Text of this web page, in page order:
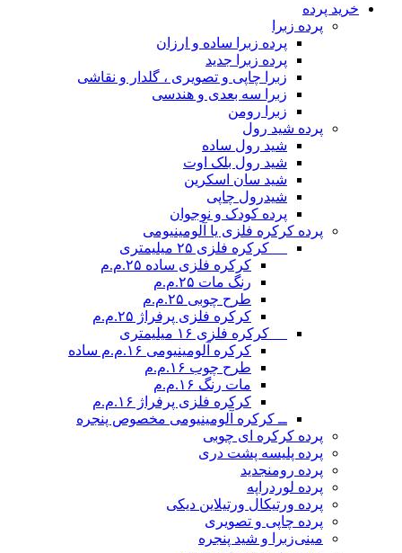
خرید پرده
پرده زبرا
پرده زبرا ساده و ارزان
پرده زبرا جدید
زبرا چاپی و تصویری ، گلدار و نقاشی
زبرا سه بعدی و هندسی
زبرا رومن
پرده شید رول
شید رول ساده
شید رول بلک اوت
شید سان اسکرین
شیدرول چاپی
پرده کودک و نوجوان
پرده کرکره فلزی یا آلومینیومی
__ کرکره فلزی ۲۵ میلیمتری
کرکره فلزی ساده ۲۵.م.م
رنگ مات ۲۵.م.م
طرح چوبی ۲۵.م.م
کرکره فلزی پرفراژ ۲۵.م.م
__ کرکره فلزی ۱۶ میلیمتری
کرکره آلومینیومی ۱۶.م.م ساده
طرح چوب ۱۶.م.م
مات رنگ ۱۶.م.م
کرکره فلزی پرفراژ ۱۶.م.م
ــ کرکره آلومینیومی مخصوص پنجره
پرده کرکره ای چوبی
پرده پلیسه پشت دری
پرده رومنجدید
پرده لوردراپه
پرده ورتیکال ورتیلاین دیکی
پرده چاپی و تصویری
مینی‌زبرا و شید پنجره